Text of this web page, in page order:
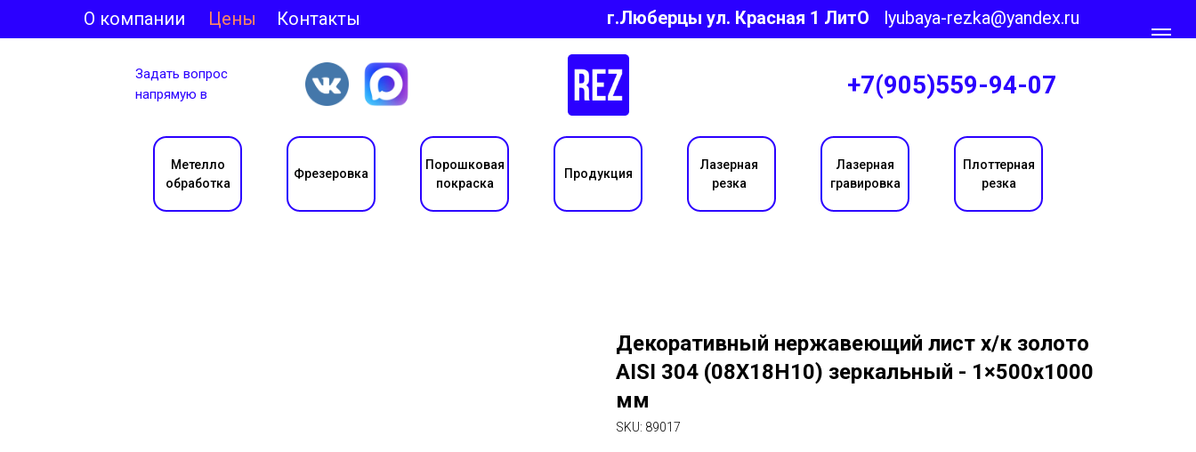
г.Люберцы ул. Красная 1 ЛитО lyubaya-rezka@yandex.ru
О компании Цены Контакты
+7(905)559-94-07
Задать вопрос
напрямую в
Метелло
обработка
Фрезеровка
Порошковая
покраска
Продукция
Лазерная
резка
Лазерная
гравировка
Плоттерная
резка
Декоративный нержавеющий лист х/к золото
AISI 304 (08Х18Н10) зеркальный - 1×500х1000
мм
SKU: 89017